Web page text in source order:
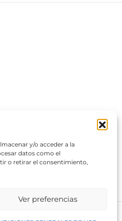
y/o acceder a la
datos como el
o retirar el consentimiento,
Ver preferencias